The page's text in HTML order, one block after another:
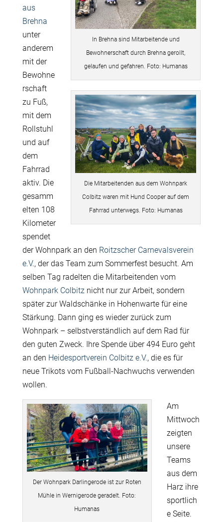
In Brehna sind Mitarbeitende und
Bewohnerschaft durch Brehna gerollt,
gelaufen und gefahren. Foto: Humanas
Die Mitarbeitenden aus dem Wohnpark
Colbitz waren mit Hund Cooper auf dem
Fahrrad unterwegs. Foto: Humanas
aus
Brehna
unter
anderem
mit der
Bewohne
rschaft
zu Fuß,
mit dem
Rollstuhl
und auf
dem
Fahrrad
aktiv. Die
gesamm
elten 108
Kilometer
spendet
der Wohnpark an den Roitzscher Carnevalsverein
e.V., der das Team zum Sommerfest besucht. Am
selben Tag radelten die Mitarbeitenden vom
Wohnpark Colbitznicht nur zur Arbeit, sondern
später zur Waldschänke in Hohenwarte für eine
Stärkung. Dann ging es wieder zurück zum
Wohnpark – selbstverständlich auf dem Rad für
den guten Zweck. Ihre Spende über 494 Euro geht
an den Heidesportverein Colbitz e.V., die es für
neue Trikots vom Fußball-Nachwuchs verwenden
wollen.
Der Wohnpark Darlingerode ist zur Roten
Mühle in Wernigerode geradelt. Foto:
Humanas
Am
Mittwoch
zeigten
unsere
Teams
aus dem
Harz ihre
sportlich
e Seite.